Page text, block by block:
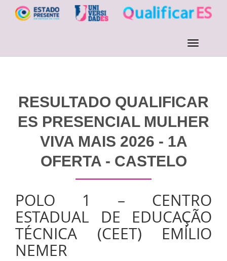
RESULTADO QUALIFICAR
ES PRESENCIAL MULHER
VIVA MAIS 2026 - 1A
OFERTA - CASTELO
POLO 1 – CENTRO
ESTADUAL DE EDUCAÇÃO
TÉCNICA (CEET) EMÍLIO
NEMER